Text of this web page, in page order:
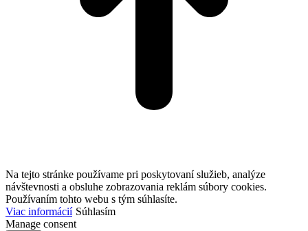
Na tejto stránke používame pri poskytovaní služieb, analýze
návštevnosti a obsluhe zobrazovania reklám súbory cookies.
Používaním tohto webu s tým súhlasíte.
Viac informácií Súhlasím
Manage consent